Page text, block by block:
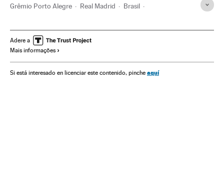
Grêmio Porto Alegre Real Madrid Brasil
Mundial de Clubes 2017 Mundial Clubes
Clubes futebol
Organizações desportivas Competições Esportes
Adere a
Mais informações
Si está interesado en licenciar este contenido, pinche aquí